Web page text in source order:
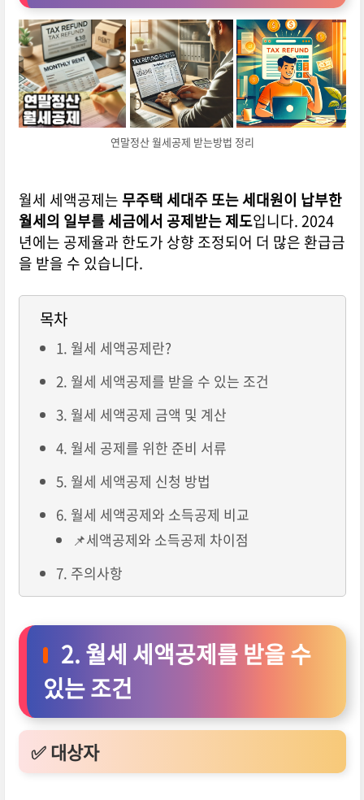
연말정산 월세공제 받는방법 정리
월세 세액공제는 무주택 세대주 또는 세대원이 납부한
월세의 일부를 세금에서 공제받는 제도입니다. 2024
년에는 공제율과 한도가 상향 조정되어 더 많은 환급금
을 받을 수 있습니다.
목차
1. 월세 세액공제란?
2. 월세 세액공제를 받을 수 있는 조건
3. 월세 세액공제 금액 및 계산
4. 월세 공제를 위한 준비 서류
5. 월세 세액공제 신청 방법
6. 월세 세액공제와 소득공제 비교
📌세액공제와 소득공제 차이점
7. 주의사항
2. 월세 세액공제를 받을 수
있는 조건
✅ 대상자